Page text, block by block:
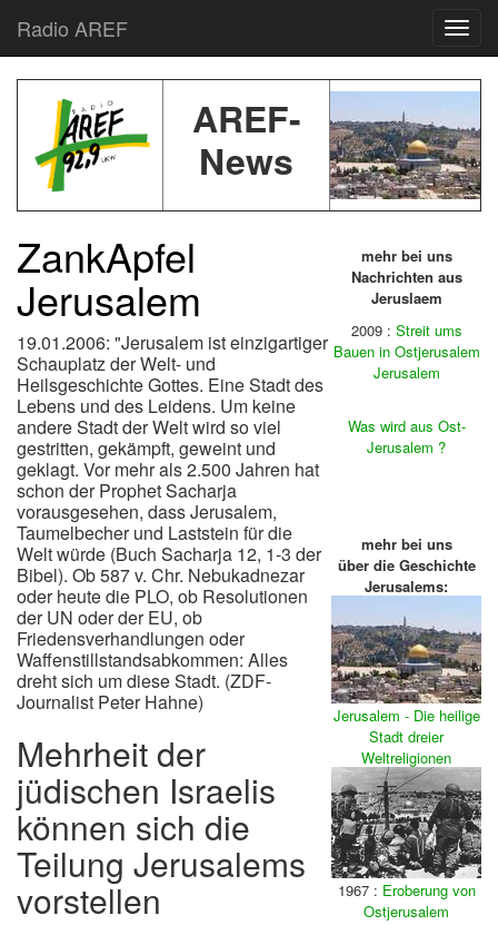
Radio AREF
AREF-
News
ZankApfel
Jerusalem
19.01.2006: "Jerusalem ist einzigartiger
Schauplatz der Welt- und
Heilsgeschichte Gottes. Eine Stadt des
Lebens und des Leidens. Um keine
andere Stadt der Welt wird so viel
gestritten, gekämpft, geweint und
geklagt. Vor mehr als 2.500 Jahren hat
schon der Prophet Sacharja
vorausgesehen, dass Jerusalem,
Taumelbecher und Laststein für die
Welt würde (Buch Sacharja 12, 1-3 der
Bibel). Ob 587 v. Chr. Nebukadnezar
oder heute die PLO, ob Resolutionen
der UN oder der EU, ob
Friedensverhandlungen oder
Waffenstillstandsabkommen: Alles
dreht sich um diese Stadt. (ZDF-
Journalist Peter Hahne)
Mehrheit der
jüdischen Israelis
können sich die
Teilung Jerusalems
vorstellen
mehr bei uns
Nachrichten aus
Jeruslaem
2009 : Streit ums
Bauen in Ostjerusalem
Jerusalem
Was wird aus Ost-
Jerusalem ?
mehr bei uns
über die Geschichte
Jerusalems:
Jerusalem - Die heilige
Stadt dreier
Weltreligionen
1967 : Eroberung von
Ostjerusalem